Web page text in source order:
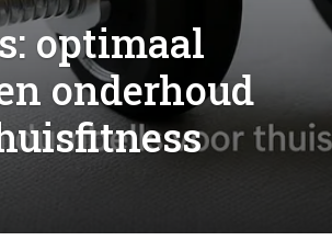
optimaal
onderhoud